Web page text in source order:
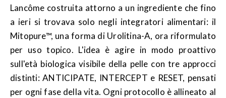
Lancôme costruita attorno a un ingrediente che fino
a ieri si trovava solo negli integratori alimentari: il
Mitopure™, una forma di Urolitina-A, ora riformulato
per uso topico. L'idea è agire in modo proattivo
sull'età biologica visibile della pelle con tre approcci
distinti: ANTICIPATE, INTERCEPT e RESET, pensati
per ogni fase della vita. Ogni protocollo è allineato al